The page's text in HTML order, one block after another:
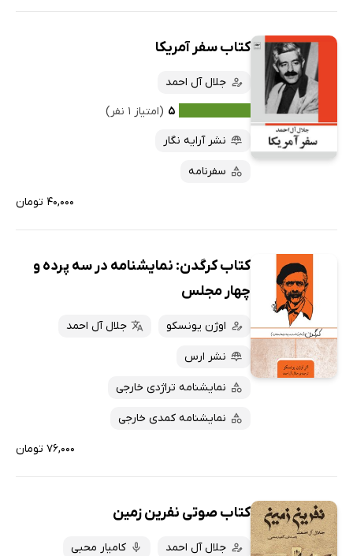
کتاب سفر آمریکا
جلال آل احمد
۵ (امتیاز ۱ نفر)
نشر آرایه نگار
سفرنامه
۴۰,۰۰۰ تومان
کتاب کرگدن: نمایشنامه در سه پرده و
چهار مجلس
اوژن یونسکو جلال آل احمد
نشر ارس
نمایشنامه تراژدی خارجی
نمایشنامه کمدی خارجی
۷۶,۰۰۰ تومان
کتاب صوتی نفرین زمین
جلال آل احمد
کامیار محبی